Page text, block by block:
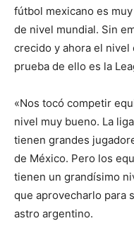
fútbol mexicano es
de nivel mundial. Sin
crecido y ahora el nivel
prueba de ello es la
«Nos tocó competir
nivel muy bueno. La
tienen grandes
de México. Pero los
tienen un grandísimo
que aprovecharlo para
astro argentino.